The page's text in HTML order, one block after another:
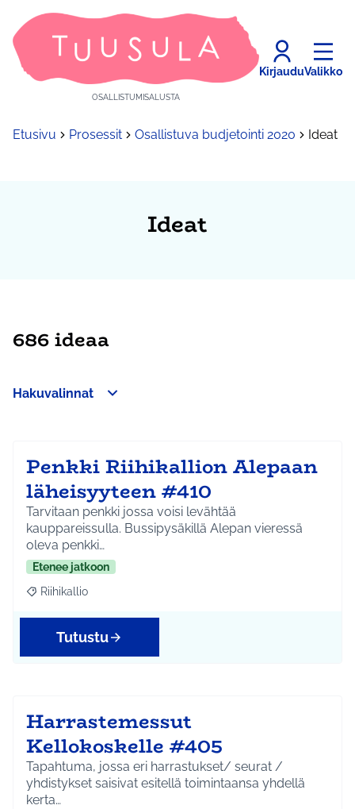
OSALLISTUMISALUSTA
KirjauduValikko
Etusivu Prosessit Osallistuva budjetointi 2020 Ideat
Ideat
686 ideaa
Hakuvalinnat
−
Penkki Riihikallion Alepaan
läheisyyteen #410
Tarvitaan penkki jossa voisi levähtää
kauppareissulla. Bussipysäkillä Alepan vieressä
oleva penkki…
Etenee jatkoon
Rajaa tulokset aihepiirin mukaan: Riihikallio
Riihikallio
Tutustu
Harrastemessut
Kellokoskelle #405
Tapahtuma, jossa eri harrastukset/ seurat /
yhdistykset saisivat esitellä toimintaansa yhdellä
kerta…